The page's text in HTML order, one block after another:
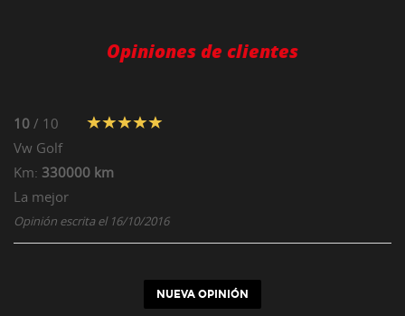
Opiniones de clientes
10 / 10
Vw Golf
Km: 330000 km
La mejor
Opinión escrita el 16/10/2016
NUEVA OPINIÓN